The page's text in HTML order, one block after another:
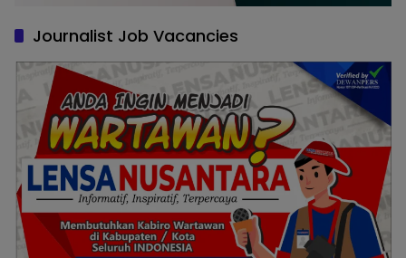
Journalist Job Vacancies